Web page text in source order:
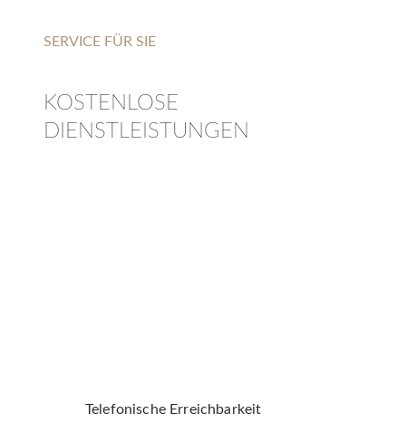
SERVICE FÜR SIE
KOSTENLOSE
DIENSTLEISTUNGEN
Telefonische Erreichbarkeit